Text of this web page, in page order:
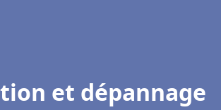
et dépannage